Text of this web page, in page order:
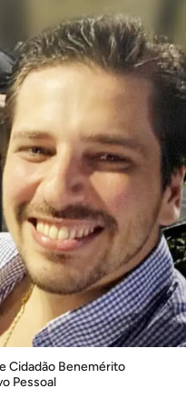
Cidadão Benemérito
Pessoal